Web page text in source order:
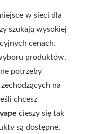
w sieci dla
szukają wysokiej
cenach.
produktów,
potrzeby
na
chcesz
cieszy się tak
są dostępne,